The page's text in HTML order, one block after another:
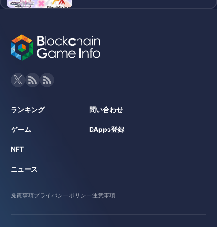
ランキング
ゲーム
NFT
ニュース
問い合わせ
DApps登録
免責事項プライバシーポリシー注意事項